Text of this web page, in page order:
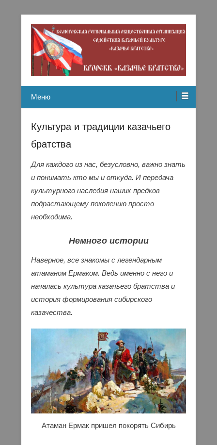
Казачье братство
Меню
Культура и традиции казачьего
братства
Для каждого из нас, безусловно, важно знать
и понимать кто мы и откуда. И передача
культурного наследия наших предков
подрастающему поколению просто
необходима.
Немного истории
Наверное, все знакомы с легендарным
атаманом Ермаком. Ведь именно с него и
началась культура казачьего братства и
история формирования сибирского
казачества.
Атаман Ермак пришел покорять Сибирь